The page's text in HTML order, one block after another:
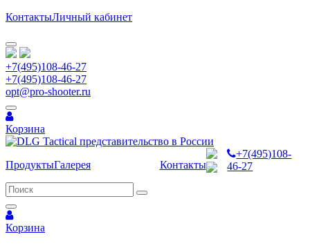
КонтактыЛичный кабинет
+7(495)108-46-27
+7(495)108-46-27
opt@pro-shooter.ru
Корзина
ПродуктыГалерея Контакты
+7(495)108-
46-27
Корзина